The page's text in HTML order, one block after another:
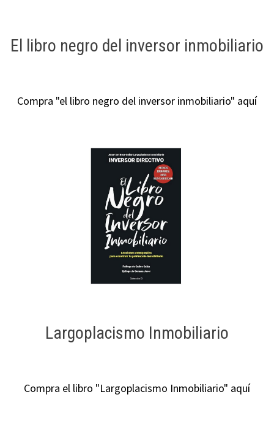
El libro negro del inversor inmobiliario
Compra "el libro negro del inversor inmobiliario" aquí
Largoplacismo Inmobiliario
Compra el libro "Largoplacismo Inmobiliario" aquí